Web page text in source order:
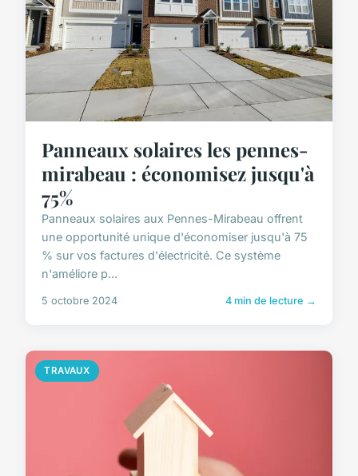
Panneaux solaires les pennes-
mirabeau : économisez jusqu'à
75%
Panneaux solaires aux Pennes-Mirabeau offrent
une opportunité unique d'économiser jusqu'à 75
% sur vos factures d'électricité. Ce système
n'améliore p...
5 octobre 2024 4 min de lecture →
TRAVAUX